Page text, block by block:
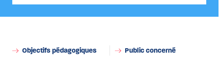
Objectifs pédagogiques Public concerné